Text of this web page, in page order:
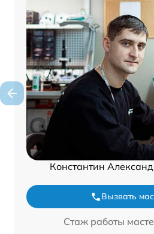
Константин
Вызвать
Стаж работы